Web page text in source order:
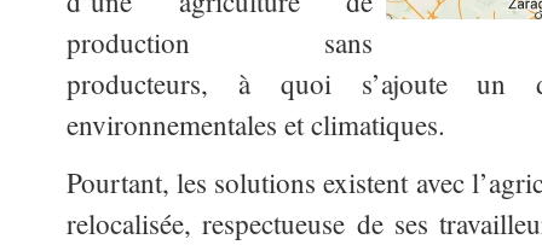
production sans
producteurs, à quoi s’ajoute un
environnementales et climatiques.
Pourtant, les solutions existent avec
relocalisée, respectueuse de ses